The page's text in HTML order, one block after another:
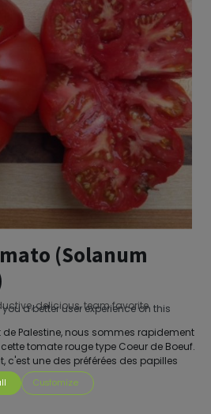
(Solanum
delicious, team favorite.
Palestine, nous sommes rapidement
tomate rouge type Coeur de Boeuf.
c'est une des préférées des papilles
a better user experience on this
Customize